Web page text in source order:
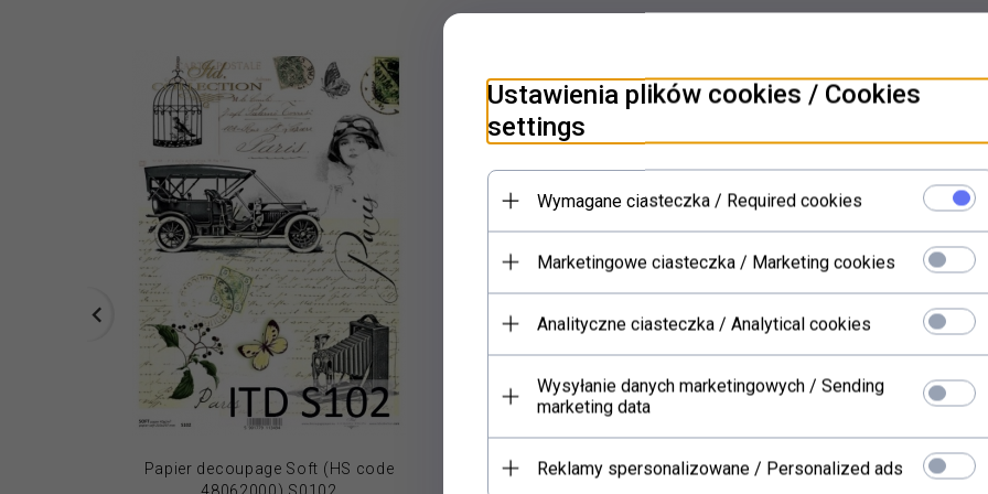
Papier decoupage Soft (HS code
Papier decoupage Soft (HS code
Papier decoupage Soft (HS
Ustawienia plików cookies / Cookies
settings
Wymagane ciasteczka / Required cookies
Marketingowe ciasteczka / Marketing cookies
Analityczne ciasteczka / Analytical cookies
Wysyłanie danych marketingowych / Sending
marketing data
Reklamy spersonalizowane / Personalized ads